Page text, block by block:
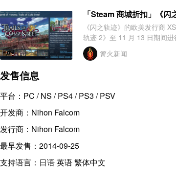
「Steam 商城折扣」《
《闪之轨迹》的欧美发行商 XSEED 已为 PC
篝火新闻
发售信息
平台：PC / NS / PS4 / PS3 / PSV
开发商：Nihon Falcom
发行商：Nihon Falcom
最早发售：2014-09-25
支持语言：日语 英语 繁体中文